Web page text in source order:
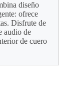
diseño
ofrece
Disfrute de
audio de
de cuero